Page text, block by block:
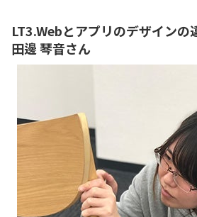
LT3.Webとアプリのデザインの
田邊 琴音さん